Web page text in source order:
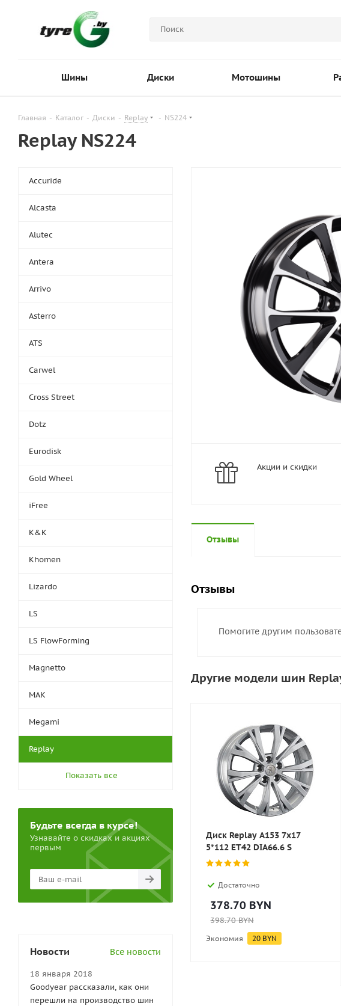
Шины Диски Мотошины
Главная - Каталог - Диски - Replay - NS224
Replay NS224
Акции и скидки
Отзывы
Отзывы
Помогите другим
Другие модели шин
Диск Replay A153 7x17
5*112 ET42 DIA66.6 S
Достаточно
378.70 BYN
398.70BYN
Экономия 20 BYN
Accuride
Alcasta
Alutec
Antera
Arrivo
Asterro
ATS
Carwel
Cross Street
Dotz
Eurodisk
Gold Wheel
iFree
K&K
Khomen
Lizardo
LS
LS FlowForming
Magnetto
MAK
Megami
Replay
Показать все
Будьте всегда в курсе!
Узнавайте о скидках и акциях
первым
Новости Все новости
18 января 2018
Goodyear рассказали, как они
перешли на производство шин